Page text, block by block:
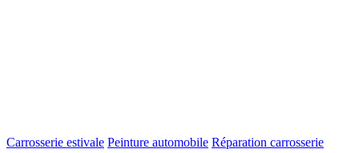
Carrosserie estivale Peinture automobile Réparation carrosserie